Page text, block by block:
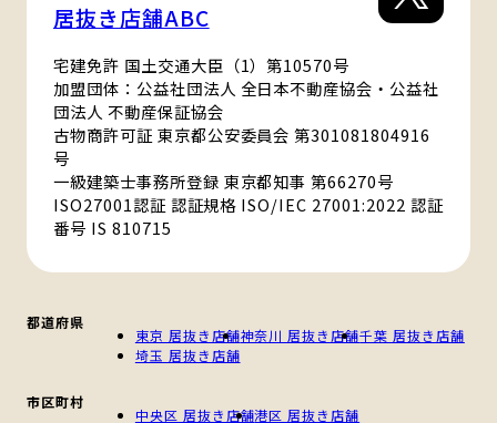
居抜き店舗ABC
宅建免許 国土交通大臣（1）第10570号
加盟団体：公益社団法人 全日本不動産協会・公益社
団法人 不動産保証協会
古物商許可証 東京都公安委員会 第301081804916
号
一級建築士事務所登録 東京都知事 第66270号
ISO27001認証 認証規格 ISO/IEC 27001:2022 認証
番号 IS 810715
都道府県
東京 居抜き店舗神奈川 居抜き店舗千葉 居抜き店舗
埼玉 居抜き店舗
市区町村
中央区 居抜き店舗港区 居抜き店舗